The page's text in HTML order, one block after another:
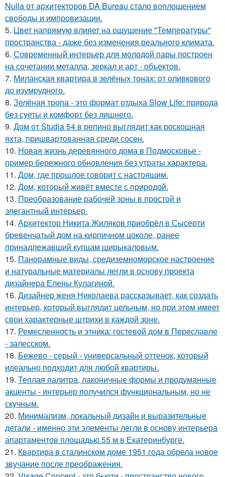
Nulla от архитекторов DA Bureau стало воплощением
свободы и импровизации.
5. Цвет напрямую влияет на ощущение "Температуры"
пространства - даже без изменения реального климата.
6. Современный интерьер для молодой пары построен
на сочетании металла, зеркал и арт - объектов.
7. Миланская квартира в зелёных тонах: от оливкового
до изумрудного.
8. Зелёная тропа - это формат отдыха Slow Life: природа
без суеты и комфорт без лишнего.
9. Дом от Studia 54 в репино выглядит как роскошная
яхта, пришвартованная среди сосен.
10. Новая жизнь деревянного дома в Подмосковье -
пример бережного обновления без утраты характера.
11. Дом, где прошлое говорит с настоящим.
12. Дом, который живёт вместе с природой.
13. Преобразование рабочей зоны в простой и
элегантный интерьер.
14. Архитектор Никита Жиляков приобрёл в Сысерти
бревенчатый дом на кирпичном цоколе, ранее
принадлежавший купцам ширыкаловым.
15. Панорамные виды, средиземноморское настроение
и натуральные материалы легли в основу проекта
дизайнера Елены Кулагиной.
16. Дизайнер женя Николаева рассказывает, как создать
интерьер, который выглядит цельным, но при этом имеет
свои характерные штрихи в каждой зоне.
17. Ремесленность и этника: гостевой дом в Переславле
- залесском.
18. Бежево - серый - универсальный оттенок, который
идеально подходит для любой квартиры.
19. Теплая палитра, лаконичные формы и продуманные
акценты - интерьер получился функциональным, но не
скучным.
20. Минимализм, локальный дизайн и выразительные
детали - именно эти элементы легли в основу интерьера
апартаментов площадью 55 м в Екатеринбурге.
21. Квартира в сталинском доме 1951 года обрела новое
звучание после преображения.